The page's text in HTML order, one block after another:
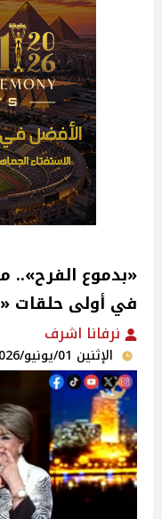
«بدموع الفرح»..
في أولى حلقات
نرفانا اشرف
الإثنين 01/يونيو/2026 - 12:19 ص